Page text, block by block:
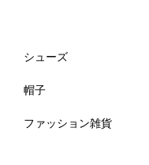
UNIVERSAL
シューズ
帽子
ファッション雑貨